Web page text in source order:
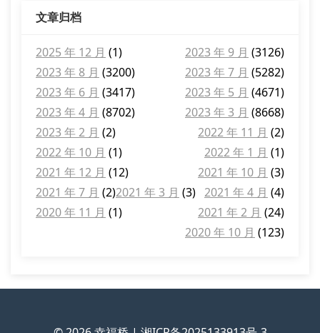
文章归档
2025 年 12 月 (1) 2023 年 9 月 (3126)
2023 年 8 月 (3200) 2023 年 7 月 (5282)
2023 年 6 月 (3417) 2023 年 5 月 (4671)
2023 年 4 月 (8702) 2023 年 3 月 (8668)
2023 年 2 月 (2) 2022 年 11 月 (2)
2022 年 10 月 (1) 2022 年 1 月 (1)
2021 年 12 月 (12) 2021 年 10 月 (3)
2021 年 7 月 (2) 2021 年 4 月 (4)
2021 年 3 月 (3)
2021 年 2 月 (24)
2020 年 11 月 (1)
2020 年 10 月 (123)